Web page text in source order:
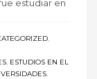
estudiar en
ESTUDIOS EN EL